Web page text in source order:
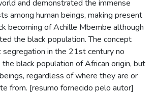
and demonstrated the immense
among human beings, making present
becoming of Achille Mbembe although
the black population. The concept
in the 21st century no
black population of African origin, but
regardless of where they are or
from. [resumo fornecido pelo autor]